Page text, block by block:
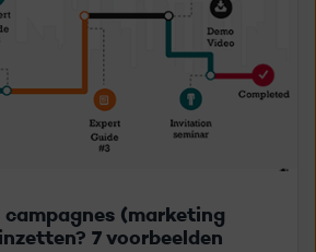
(marketing
7 voorbeelden